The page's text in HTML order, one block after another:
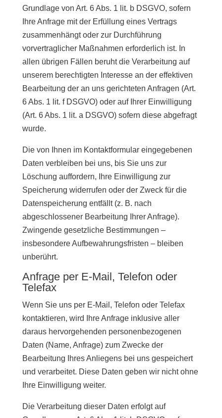
Grundlage von Art. 6 Abs. 1 lit. b DSGVO, sofern
Ihre Anfrage mit der Erfüllung eines Vertrags
zusammenhängt oder zur Durchführung
vorvertraglicher Maßnahmen erforderlich ist. In
allen übrigen Fällen beruht die Verarbeitung auf
unserem berechtigten Interesse an der effektiven
Bearbeitung der an uns gerichteten Anfragen (Art.
6 Abs. 1 lit. f DSGVO) oder auf Ihrer Einwilligung
(Art. 6 Abs. 1 lit. a DSGVO) sofern diese abgefragt
wurde.
Die von Ihnen im Kontaktformular eingegebenen
Daten verbleiben bei uns, bis Sie uns zur
Löschung auffordern, Ihre Einwilligung zur
Speicherung widerrufen oder der Zweck für die
Datenspeicherung entfällt (z. B. nach
abgeschlossener Bearbeitung Ihrer Anfrage).
Zwingende gesetzliche Bestimmungen –
insbesondere Aufbewahrungsfristen – bleiben
unberührt.
Anfrage per E-Mail, Telefon oder
Telefax
Wenn Sie uns per E-Mail, Telefon oder Telefax
kontaktieren, wird Ihre Anfrage inklusive aller
daraus hervorgehenden personenbezogenen
Daten (Name, Anfrage) zum Zwecke der
Bearbeitung Ihres Anliegens bei uns gespeichert
und verarbeitet. Diese Daten geben wir nicht ohne
Ihre Einwilligung weiter.
Die Verarbeitung dieser Daten erfolgt auf